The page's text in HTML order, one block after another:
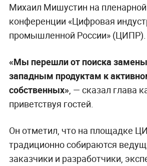
Михаил Мишустин на пленарной
конференции «Цифровая
промышленной России» (ЦИПР).
«Мы перешли от поиска
западным продуктам к
собственных», — сказал глава
приветствуя гостей.
Он отметил, что на площадке
традиционно собираются
заказчики и разработчики,